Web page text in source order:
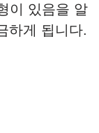
이 있음을 알
하게 됩니다.